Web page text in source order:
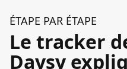
ÉTAPE PAR ÉTAPE
Le tracker
Daysy